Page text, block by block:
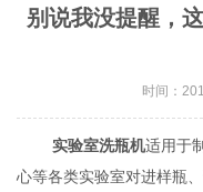
别说我没提醒，
时间：
实验室洗瓶机适用于
心等各类实验室对进样瓶